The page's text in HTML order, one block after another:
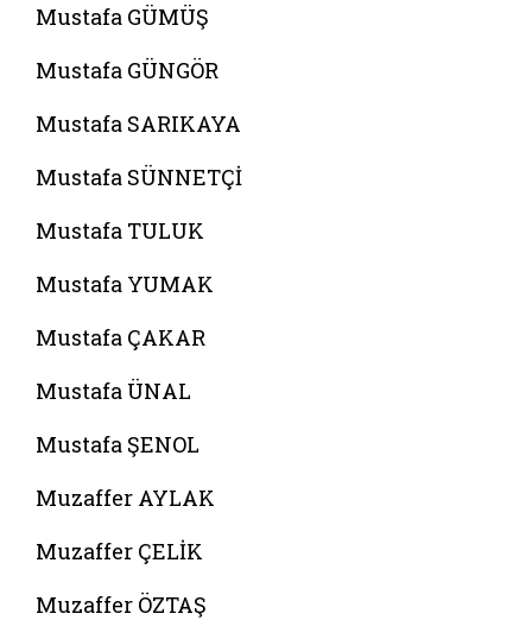
Mustafa GÜMÜŞ
Mustafa GÜNGÖR
Mustafa SARIKAYA
Mustafa SÜNNETÇİ
Mustafa TULUK
Mustafa YUMAK
Mustafa ÇAKAR
Mustafa ÜNAL
Mustafa ŞENOL
Muzaffer AYLAK
Muzaffer ÇELİK
Muzaffer ÖZTAŞ